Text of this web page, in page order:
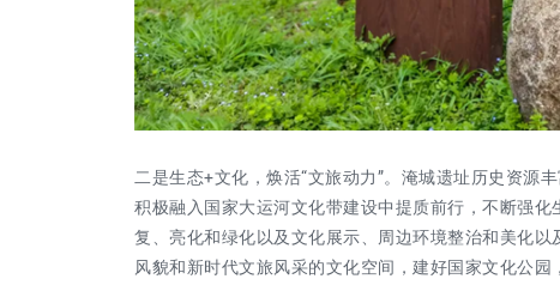
二是生态+文化，焕活“文旅动力”。 淹城遗址历史资源
积极融入国家大运河文化带建设中提质前行，不断强
复、亮化和绿化以及文化展示、周边环境整治和美化
风貌和新时代文旅风采的文化空间，建好国家文化公